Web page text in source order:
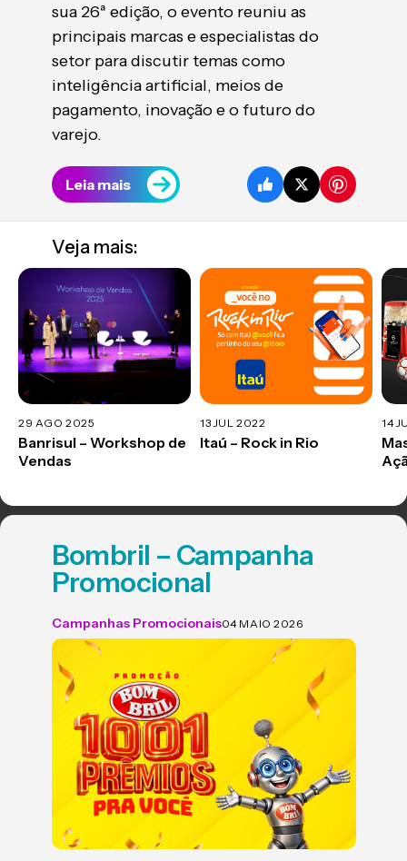
sua 26ª edição, o evento reuniu as
principais marcas e especialistas do
setor para discutir temas como
inteligência artificial, meios de
pagamento, inovação e o futuro do
varejo.
Leia mais
Veja mais:
29 AGO 2025
Banrisul – Workshop de
Vendas
13 JUL 2022
Itaú – Rock in Rio
14
Bombril – Campanha
Promocional
Campanhas Promocionais04 MAIO 2026